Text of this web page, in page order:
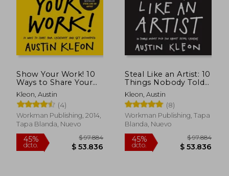
20%
dcto.
$ 69.000
$ 55.200
45%
dcto. $
Show Your Work! 10
Ways to Share Your
Creativity and get
Discovered (Austin
Kleon) (en Inglés)
Kleon, Austin
(4)
Workman Publishing, 2014,
Tapa Blanda, Nuevo
Steal Like an Artist: 10
Things Nobody Told
you About Being
Creative (en Inglés)
Kleon, Austin
(8)
Workman Publishing, Tapa
Blanda, Nuevo